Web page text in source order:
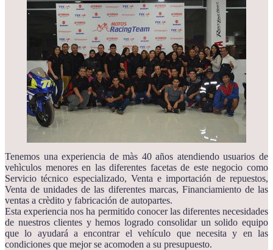
Tenemos una experiencia de màs 40 años atendiendo usuarios de
vehìculos menores en las diferentes facetas de este negocio como
Servicio técnico especializado, Venta e importación de repuestos,
Venta de unidades de las diferentes marcas, Financiamiento de las
ventas a crèdito y fabricación de autopartes.
Esta experiencia nos ha permitido conocer las diferentes necesidades
de nuestros clientes y hemos logrado consolidar un solido equipo
que lo ayudará a encontrar el vehículo que necesita y en las
condiciones que mejor se acomoden a su presupuesto.